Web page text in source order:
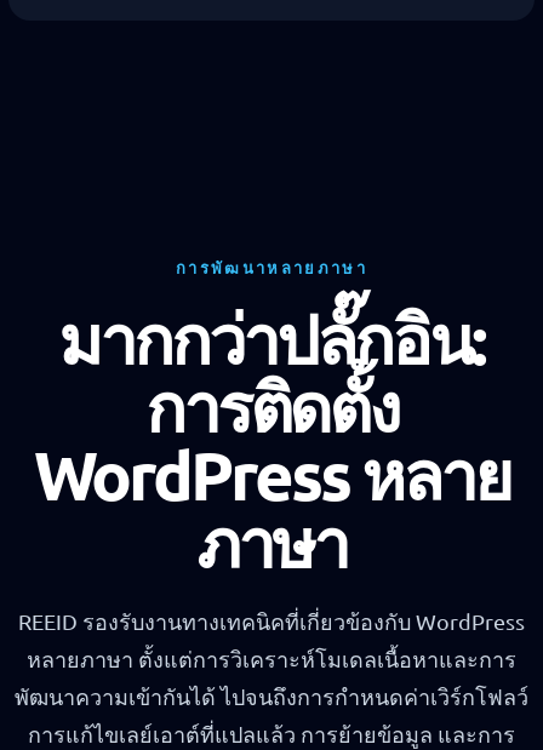
การพัฒนาหลายภาษา
มากกว่าปลั๊กอิน:
การติดตั้ง
WordPress หลาย
ภาษา
REEID รองรับงานทางเทคนิคที่เกี่ยวข้องกับ WordPress
หลายภาษา ตั้งแต่การวิเคราะห์โมเดลเนื้อหาและการ
พัฒนาความเข้ากันได้ ไปจนถึงการกำหนดค่าเวิร์กโฟลว์
การแก้ไขเลย์เอาต์ที่แปลแล้ว การย้ายข้อมูล และการ